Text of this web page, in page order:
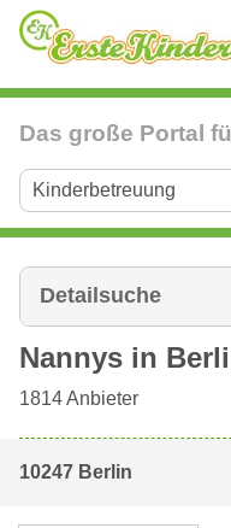
Das große Portal
Detailsuche
Nannys in
1814Anbieter
10247 Berlin